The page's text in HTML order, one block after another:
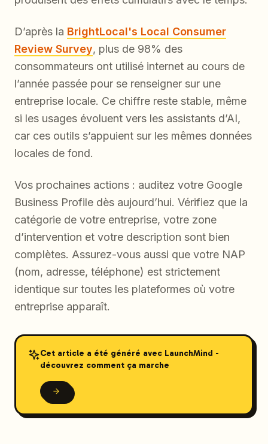
D’après la BrightLocal's Local Consumer
Review Survey, plus de 98% des
consommateurs ont utilisé internet au cours de
l’année passée pour se renseigner sur une
entreprise locale. Ce chiffre reste stable, même
si les usages évoluent vers les assistants d’AI,
car ces outils s’appuient sur les mêmes données
locales de fond.
Vos prochaines actions : auditez votre Google
Business Profile dès aujourd’hui. Vérifiez que la
catégorie de votre entreprise, votre zone
d’intervention et votre description sont bien
complètes. Assurez-vous aussi que votre NAP
(nom, adresse, téléphone) est strictement
identique sur toutes les plateformes où votre
entreprise apparaît.
Cet article a été généré avec LaunchMind -
découvrez comment ça marche